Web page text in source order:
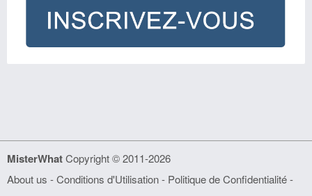
MisterWhatCopyright © 2011-2026
About us -Conditions d'Utilisation- Politique de Confidentialité-